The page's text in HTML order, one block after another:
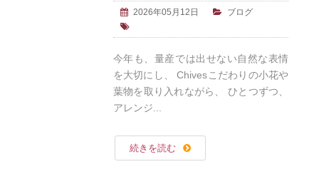
2026年05月12日 ブログ
今年も、量産では出せない自然な表情
を大切にし、 Chivesこだわりの小花や
葉物を取り入れながら、 ひとつずつ、
アレンジ...
続きを読む